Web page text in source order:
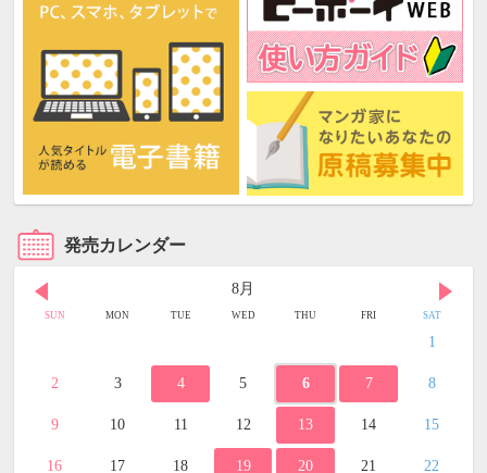
発売カレンダー
8月
SUN MON TUE WED THU FRI SAT
1
2 3 4 5 6 7 8
9 10 11 12 13 14 15
16 17 18 19 20 21 22